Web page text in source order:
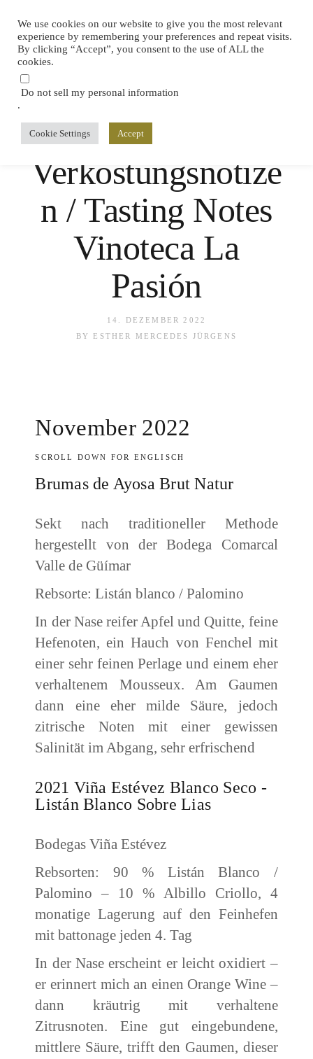
KANAREN,TASTINGS,TRAVEL
Verkostungsnotize
n / Tasting Notes
Vinoteca La
Pasión
14. DEZEMBER 2022
BY
ESTHER MERCEDES JÜRGENS
November 2022
SCROLL DOWN FOR ENGLISCH
Brumas de Ayosa Brut Natur
Sekt nach traditioneller Methode
hergestellt von der Bodega Comarcal
Valle de Güímar
Rebsorte: Listán blanco / Palomino
In der Nase reifer Apfel und Quitte, feine
Hefenoten, ein Hauch von Fenchel mit
einer sehr feinen Perlage und einem eher
verhaltenem Mousseux. Am Gaumen
dann eine eher milde Säure, jedoch
zitrische Noten mit einer gewissen
Salinität im Abgang, sehr erfrischend
2021 Viña Estévez Blanco Seco -
Listán Blanco Sobre Lias
Bodegas Viña Estévez
Rebsorten: 90 % Listán Blanco /
Palomino – 10 % Albillo Criollo, 4
monatige Lagerung auf den Feinhefen
mit battonage jeden 4. Tag
In der Nase erscheint er leicht oxidiert –
er erinnert mich an einen Orange Wine –
dann kräutrig mit verhaltene
Zitrusnoten. Eine gut eingebundene,
mittlere Säure, trifft den Gaumen, dieser
We use cookies on our website to give you the most relevant
experience by remembering your preferences and repeat visits.
By clicking “Accept”, you consent to the use of ALL the
cookies.
Do not sell my personal information
.
Cookie Settings Accept